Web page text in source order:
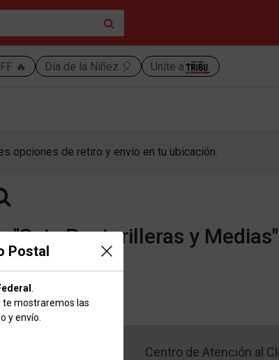
🔥 Día de la Niñez 🎈 Unite a
Postal
te mostraremos las
y envío.
opciones de retiro y envío en tu ubicación.
Pantorilleras y
de inicio
Centro de Atención al